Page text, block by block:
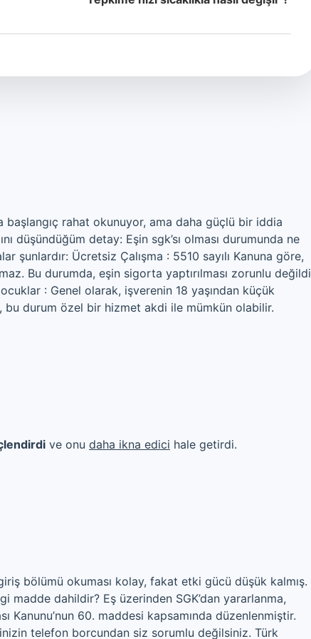
rahat okunuyor, ama daha güçlü bir iddia
düşündüğüm detay: Eşin sgk’sı olması durumunda ne
şunlardır: Ücretsiz Çalışma : 5510 sayılı Kanuna göre,
Bu durumda, eşin sigorta yaptırılması zorunlu
: Genel olarak, işverenin 18 yaşından küçük
bu durum özel bir hizmet akdi ile mümkün olabilir.
ve onu daha ikna edici hale getirdi.
bölümü okuması kolay, fakat etki gücü düşük kalmış.
madde dahildir? Eş üzerinden SGK’dan yararlanma,
Kanunu’nun 60. maddesi kapsamında düzenlenmiştir.
telefon borcundan siz sorumlu değilsiniz. Türk